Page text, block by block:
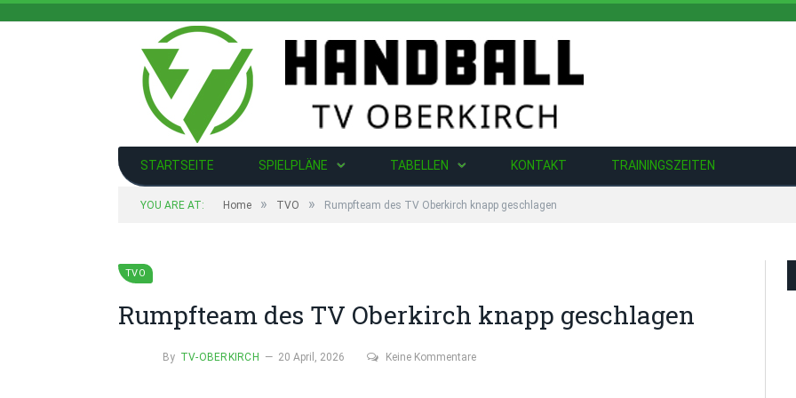
STARTSEITE SPIELPLÄNE TABELLEN KONTAKT TRAININGSZEITEN
YOU ARE AT: Home » TVO » Rumpfteam des TV Oberkirch knapp geschlagen
TVO
Rumpfteam des TV Oberkirch knapp geschlagen
By TV-OBERKIRCH 20 April, 2026 Keine Kommentare